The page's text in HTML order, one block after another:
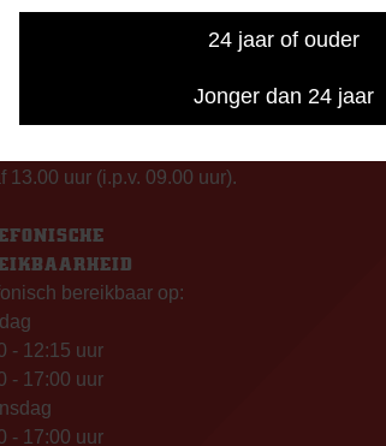
24 jaar of ouder
Jonger dan 24 jaar
Meerdijk
09.00 – 17.00 uur
t/m vrijdag:
– 12.15 uur
– 17.00 uur
geopend
13.00 uur (i.p.v. 09.00 uur).
bereikbaar op:
- 12:15 uur
- 17:00 uur
- 17:00 uur
7800 AA